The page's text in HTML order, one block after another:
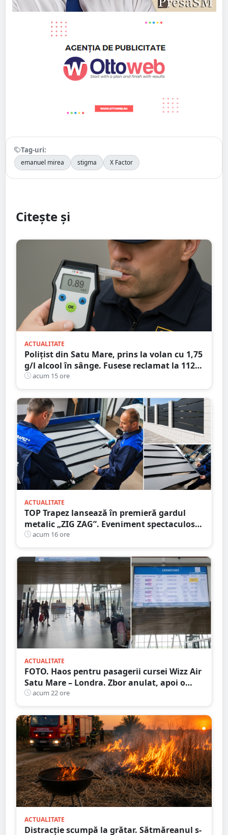
Tag-uri:
emanuel mirea stigma X Factor
Citește și
ACTUALITATE
Polițist din Satu Mare, prins la volan cu 1,75
g/l alcool în sânge. Fusese reclamat la 112
că circula pe contrasens
acum 15 ore
ACTUALITATE
TOP Trapez lansează în premieră gardul
metalic „ZIG ZAG”. Eveniment spectaculos
în Grădina Romei
acum 16 ore
ACTUALITATE
FOTO. Haos pentru pasagerii cursei Wizz Air
Satu Mare – Londra. Zbor anulat, apoi o
nouă întârziere. Fără explicații clare
acum 22 ore
ACTUALITATE
Distracție scumpă la grătar. Sătmăreanul s-